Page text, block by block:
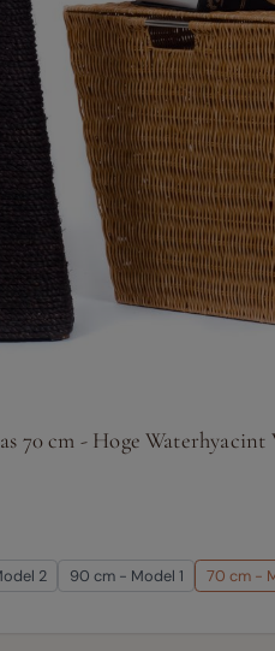
70 cm - Hoge Waterhyacint
2 90 cm - Model 1 70 cm -